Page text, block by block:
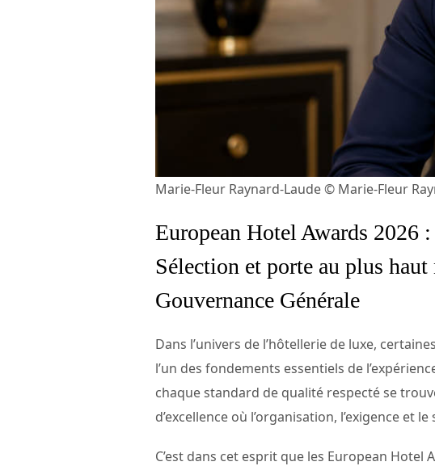
Marie-Fleur Raynard-Laude © Marie-Fleur
European Hotel Awards 2026
Sélection et porte au plus
Gouvernance Générale
Dans l’univers de l’hôtellerie de luxe,
l’un des fondements essentiels de
chaque standard de qualité respecté se
d’excellence où l’organisation, l’exigence et
C’est dans cet esprit que les European